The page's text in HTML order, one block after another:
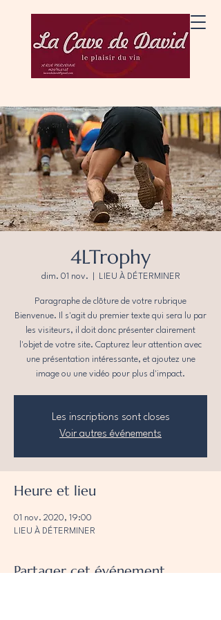
4LTrophy
dim. 01 nov. LIEU À DÉTERMINER
Paragraphe de clôture de votre rubrique
Bienvenue. Il s'agit du premier texte qui sera lu par
les visiteurs, il doit donc présenter clairement
l'objet de votre site. Capturez leur attention avec
une présentation intéressante, et ajoutez une
image ou une vidéo pour plus d'impact.
Les inscriptions sont closes
Voir autres événements
Heure et lieu
01 nov. 2020, 19:00
LIEU À DÉTERMINER
Partager cet événement